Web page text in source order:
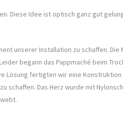
Diese Idee ist optisch ganz gut
unserer Installation zu schaffen.
begann das Pappmaché beim
fertigten wir eine
Das Herz wurde mit